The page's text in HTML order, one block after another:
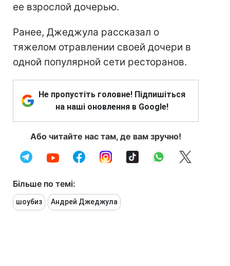
ее взрослой дочерью.
Ранее, Джеджула рассказал о
тяжелом отравлении своей дочери в
одной популярной сети ресторанов.
Не пропустіть головне! Підпишіться
на наші оновлення в Google!
Або читайте нас там, де вам зручно!
Більше по темі:
шоубиз Андрей Джеджула